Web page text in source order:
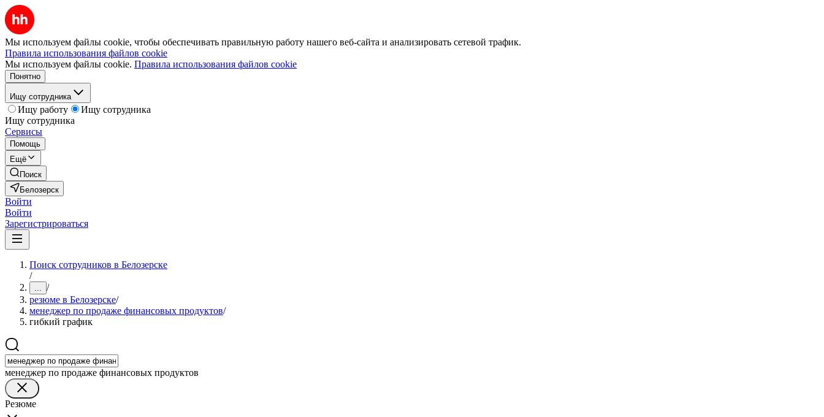
Мы используем файлы cookie, чтобы обеспечивать правильную работу нашего веб-сайта и анализировать сетевой трафик.
Правила использования файлов cookie
Мы используем файлы cookie. Правила использования файлов cookie
Понятно
Ищу сотрудника
Ищу работу
Ищу сотрудника
Ищу сотрудника
Сервисы
Помощь
Ещё
Поиск
Белозерск
Войти
Войти
Зарегистрироваться
Поиск сотрудников в Белозерске
/
... /
резюме в Белозерске/
менеджер по продаже финансовых продуктов/
гибкий график
менеджер по продаже финансовых продуктов
Резюме